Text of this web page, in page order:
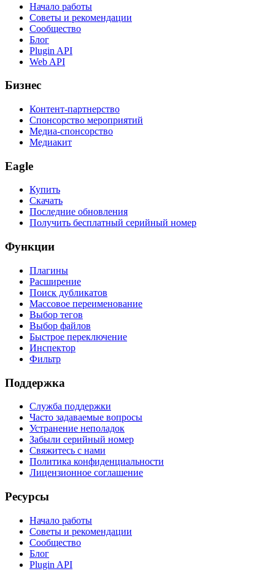
Начало работы
Советы и рекомендации
Сообщество
Блог
Plugin API
Web API
Бизнес
Контент-партнерство
Спонсорство мероприятий
Медиа-спонсорство
Медиакит
Eagle
Купить
Скачать
Последние обновления
Получить бесплатный серийный номер
Функции
Плагины
Расширение
Поиск дубликатов
Массовое переименование
Выбор тегов
Выбор файлов
Быстрое переключение
Инспектор
Фильтр
Поддержка
Служба поддержки
Часто задаваемые вопросы
Устранение неполадок
Забыли серийный номер
Свяжитесь с нами
Политика конфиденциальности
Лицензионное соглашение
Ресурсы
Начало работы
Советы и рекомендации
Сообщество
Блог
Plugin API